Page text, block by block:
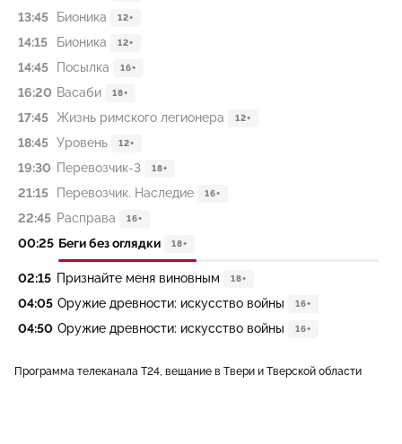
13:45 Бионика 12+
14:15 Бионика 12+
14:45 Посылка 16+
16:20 Васаби 18+
17:45 Жизнь римского легионера 12+
18:45 Уровень 12+
19:30 Перевозчик-3 18+
21:15 Перевозчик. Наследие 16+
22:45 Расправа 16+
00:25 Беги без оглядки 18+
02:15 Признайте меня виновным 18+
04:05 Оружие древности: искусство войны 16+
04:50 Оружие древности: искусство войны 16+
Программа телеканала Т24, вещание в Твери и Тверской области